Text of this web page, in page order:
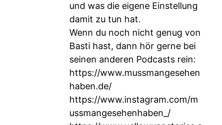
und was die eigene Einstellung
damit zu tun hat.
Wenn du noch nicht genug von
Basti hast, dann hör gerne bei
seinen anderen Podcasts rein:
https://www.mussmangesehen
haben.de/
https://www.instagram.com/m
ussmangesehenhaben_/